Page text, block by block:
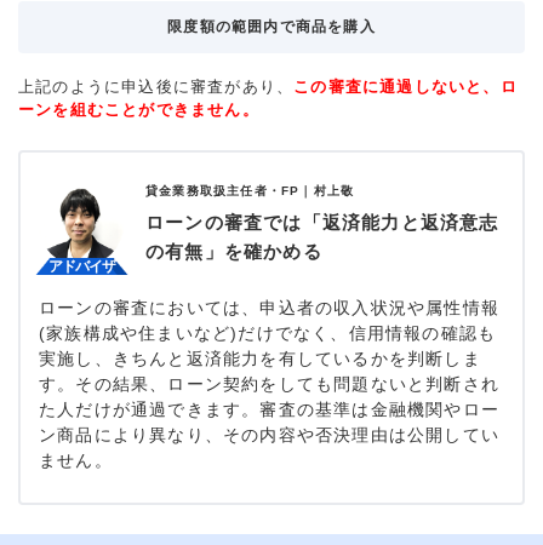
限度額の範囲内で商品を購入
上記のように申込後に審査があり、 この審査に通過しないと、ロ
ーンを組むことができません。
貸金業務取扱主任者・FP｜ 村上敬
ローンの審査では「返済能力と返済意志
の有無」を確かめる
ローンの審査においては、申込者の収入状況や属性情報
(家族構成や住まいなど)だけでなく、信用情報の確認も
実施し、きちんと返済能力を有しているかを判断しま
す。その結果、ローン契約をしても問題ないと判断され
た人だけが通過できます。審査の基準は金融機関やロー
ン商品により異なり、その内容や否決理由は公開してい
ません。